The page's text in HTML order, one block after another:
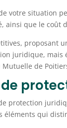
votre situation
ainsi que le
juridique,
de
protection
qui